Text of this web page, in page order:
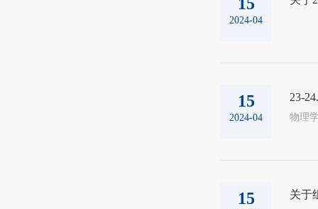
15
2024-04
15
2024-04
23-
15 关于